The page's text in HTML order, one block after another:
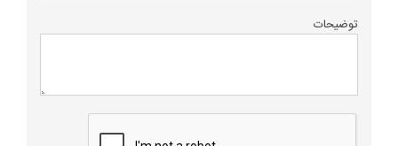
توضیحات